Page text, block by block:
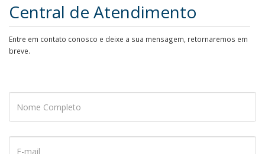
Central de Atendimento
Entre em contato conosco e deixe a sua mensagem, retornaremos em
breve.